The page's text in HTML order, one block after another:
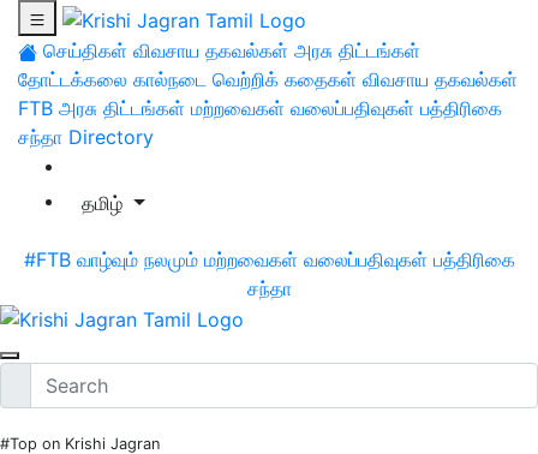
செய்திகள் விவசாய தகவல்கள் அரசு திட்டங்கள்
தோட்டக்கலை கால்நடை வெற்றிக் கதைகள் விவசாய தகவல்கள்
FTB அரசு திட்டங்கள் மற்றவைகள் வலைப்பதிவுகள் பத்திரிகை
சந்தா Directory
தமிழ்
#FTB வாழ்வும் நலமும் மற்றவைகள் வலைப்பதிவுகள் பத்திரிகை
சந்தா
#Top on Krishi Jagran